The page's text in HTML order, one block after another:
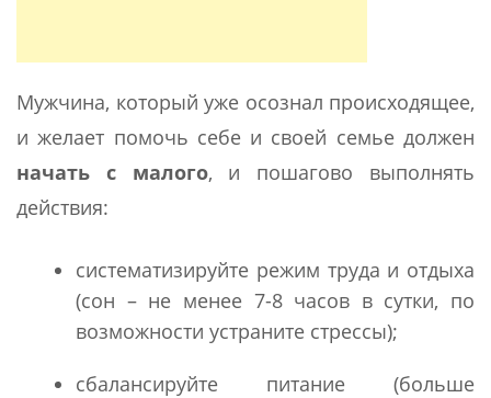
Мужчина, который уже осознал происходящее,
и желает помочь себе и своей семье должен
начать с малого, и пошагово выполнять
действия:
систематизируйте режим труда и отдыха
(сон – не менее 7-8 часов в сутки, по
возможности устраните стрессы);
сбалансируйте питание (больше